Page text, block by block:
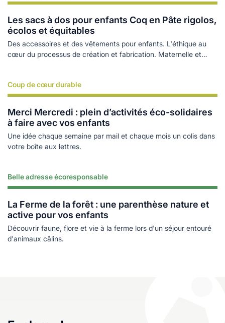
Les sacs à dos pour enfants Coq en Pâte rigolos,
écolos et équitables
Des accessoires et des vêtements pour enfants. L'éthique au
cœur du processus de création et fabrication. Maternelle et
Coup de cœur durable
Merci Mercredi : plein d’activités éco-solidaires
à faire avec vos enfants
Une idée chaque semaine par mail et chaque mois un colis dans
votre boîte aux lettres.
Lire plus
Belle adresse écoresponsable
La Ferme de la forêt : une parenthèse nature et
active pour vos enfants
Découvrir faune, flore et vie à la ferme lors d'un séjour entouré
d'animaux câlins.
Lire plus